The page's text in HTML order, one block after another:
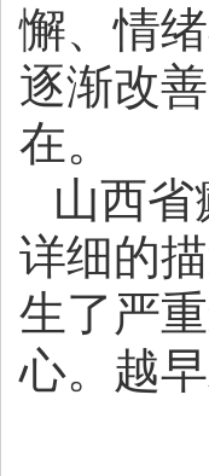
懈、情
逐渐改
在。
山西
详细的
生了严
心。越